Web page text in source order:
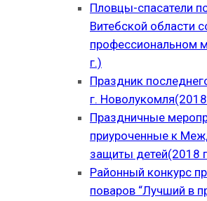
Пловцы-спасатели
Витебской области
профессиональном
г.)
Праздник
г. Новолукомля(2018
Праздничные
приуроченные к
защиты детей(2018
Районный конкурс
поваров “Лучший в